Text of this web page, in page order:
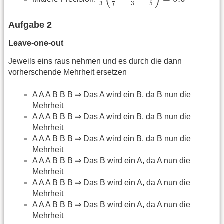
3
7
3
5
Aufgabe 2
Leave-one-out
Jeweils eins raus nehmen und es durch die dann
vorherschende Mehrheit ersetzen
AA A B B B ⇒ Das A wird ein B, da B nun die
Mehrheit
AAA B B B ⇒ Das A wird ein B, da B nun die
Mehrheit
A AA B B B ⇒ Das A wird ein B, da B nun die
Mehrheit
A A A B B B ⇒ Das B wird ein A, da A nun die
Mehrheit
A A A B B B ⇒ Das B wird ein A, da A nun die
Mehrheit
A A A B B B ⇒ Das B wird ein A, da A nun die
Mehrheit